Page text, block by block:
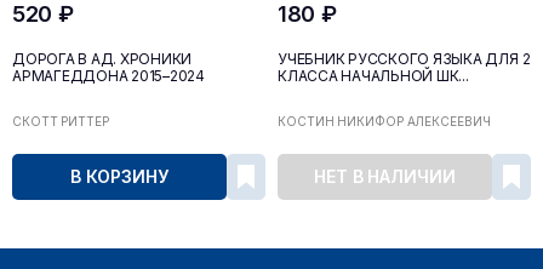
520 ₽
ДОРОГА В АД. ХРОНИКИ
АРМАГЕДДОНА 2015–2024
СКОТТ РИТТЕР
В КОРЗИНУ
180 ₽
УЧЕБНИК РУССКОГО ЯЗЫКА ДЛЯ 2
КЛАССА НАЧАЛЬНОЙ ШК...
КОСТИН НИКИФОР АЛЕКСЕЕВИЧ
НЕТ В НАЛИЧИИ